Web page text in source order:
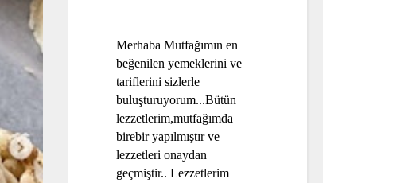
Merhaba Mutfağımın en
beğenilen yemeklerini ve
tariflerini sizlerle
buluşturuyorum...Bütün
lezzetlerim,mutfağımda
birebir yapılmıştır ve
lezzetleri onaydan
geçmiştir.. Lezzetlerim